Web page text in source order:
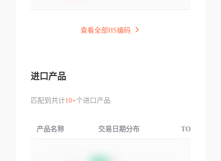
查看全部HS编码
进口产品
匹配到共计10+个进口产品
产品名称 交易日期分布 TOP3交易国